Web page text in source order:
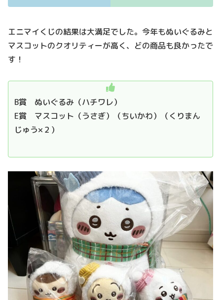
エニマイくじの結果は大満足でした。今年もぬいぐるみと
マスコットのクオリティーが高く、どの商品も良かったで
す！
B賞 ぬいぐるみ（ハチワレ）
E賞 マスコット（うさぎ）（ちいかわ）（くりまん
じゅう×２）